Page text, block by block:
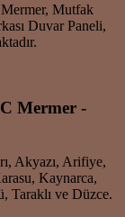
Mutfak
Duvar Paneli,
Mermer -
Akyazı, Arifiye,
Kaynarca,
Taraklı ve Düzce.